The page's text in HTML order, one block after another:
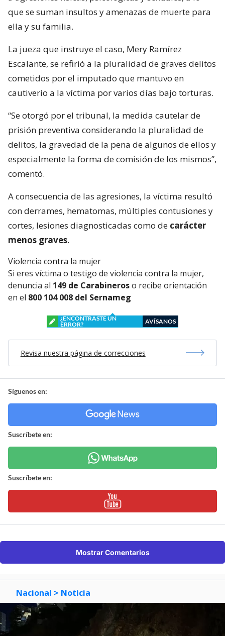
que se suman insultos y amenazas de muerte para
ella y su familia.
La jueza que instruye el caso, Mery Ramírez
Escalante, se refirió a la pluralidad de graves delitos
cometidos por el imputado que mantuvo en
cautiverio a la víctima por varios días bajo torturas.
“Se otorgó por el tribunal, la medida cautelar de
prisión preventiva considerando la pluralidad de
delitos, la gravedad de la pena de algunos de ellos y
especialmente la forma de comisión de los mismos”,
comentó.
A consecuencia de las agresiones, la víctima resultó
con derrames, hematomas, múltiples contusiones y
cortes, lesiones diagnosticadas como de carácter
menos graves.
Violencia contra la mujer
Si eres víctima o testigo de violencia contra la mujer,
denuncia al 149 de Carabineroso recibe orientación
en el 800 104 008 del Sernameg
¿ENCONTRASTE UN
ERROR?
AVÍSANOS
Revisa nuestra página de correcciones
Síguenos en:
Suscríbete en:
Suscríbete en:
Mostrar Comentarios
Nacional > Noticia